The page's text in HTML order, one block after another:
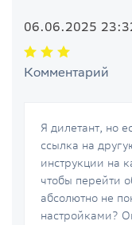
06.06.2025
Комментарий
Я дилетант, но
ссылка на
инструкции на
чтобы перейти
абсолютно не
настройками?